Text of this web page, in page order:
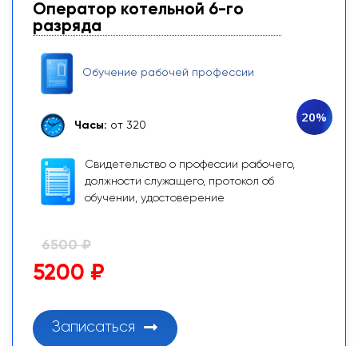
Оператор котельной 6-го
разряда
Обучение рабочей профессии
Часы: от 320
Свидетельство о профессии рабочего,
должности служащего, протокол об
обучении, удостоверение
20%
6500 ₽
5200 ₽
Записаться